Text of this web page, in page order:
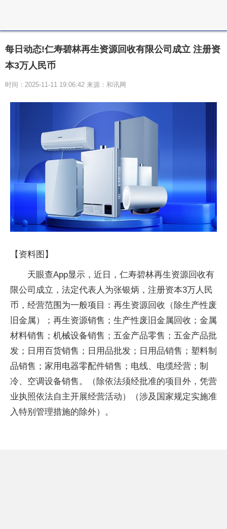
每日动态!仁寿碧林再生资源回收有限公司成立 注册资
本3万人民币
时间：2025-11-11 19:06:42 来源：和讯网
【资料图】
天眼查App显示，近日，仁寿碧林再生资源回收有
限公司成立，法定代表人为张银炳，注册资本3万人民
币，经营范围为一般项目：再生资源回收（除生产性废
旧金属）；再生资源销售；生产性废旧金属回收；金属
材料销售；机械设备销售；五金产品零售；五金产品批
发；日用百货销售；日用品批发；日用品销售；塑料制
品销售；家用电器零配件销售；电线、电缆经营；制
冷、空调设备销售。（除依法须经批准的项目外，凭营
业执照依法自主开展经营活动）（涉及国家规定实施准
入特别管理措施的除外）。